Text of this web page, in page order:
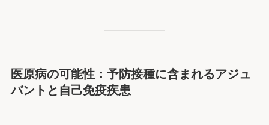
医原病の可能性：予防接種に含まれるアジュ
バントと自己免疫疾患